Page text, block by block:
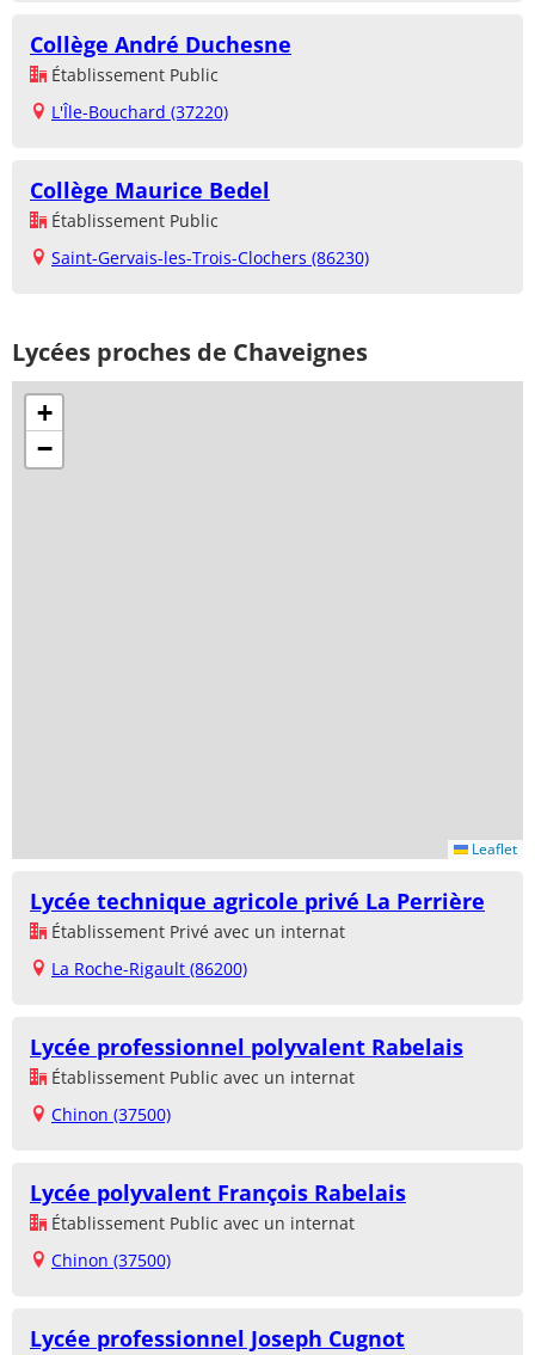
Collège André Duchesne
Établissement Public
L'Île-Bouchard (37220)
Collège Maurice Bedel
Établissement Public
Saint-Gervais-les-Trois-Clochers (86230)
Lycées proches de Chaveignes
+
−
Leaflet
Lycée technique agricole privé La Perrière
Établissement Privé avec un internat
La Roche-Rigault (86200)
Lycée professionnel polyvalent Rabelais
Établissement Public avec un internat
Chinon (37500)
Lycée polyvalent François Rabelais
Établissement Public avec un internat
Chinon (37500)
Lycée professionnel Joseph Cugnot